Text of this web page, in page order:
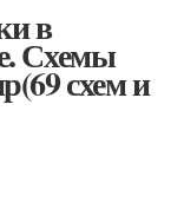
в
Схемы
схем и